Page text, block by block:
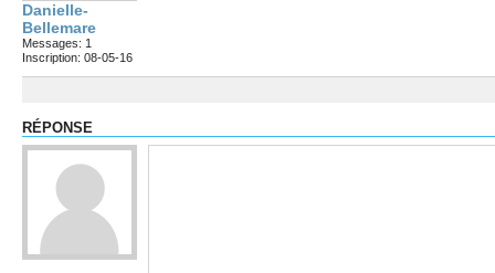
Danielle-
Bellemare
Messages: 1
Inscription: 08-05-16
RÉPONSE